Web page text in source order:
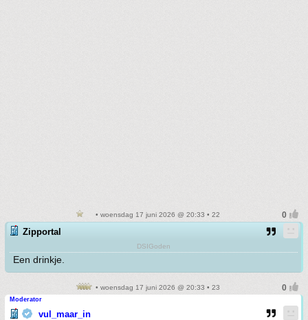
• woensdag 17 juni 2026 @ 20:33 • 22
Zipportal
DSIGoden
Een drinkje.
• woensdag 17 juni 2026 @ 20:33 • 23
Moderator
vul_maar_in